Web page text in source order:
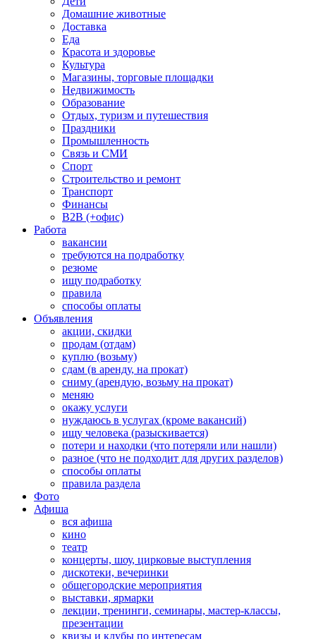
Домашние животные
Доставка
Еда
Красота и здоровье
Культура
Магазины, торговые площадки
Недвижимость
Образование
Отдых, туризм и путешествия
Праздники
Промышленность
Связь и СМИ
Спорт
Строительство и ремонт
Транспорт
Финансы
B2B (+офис)
Работа
вакансии
требуются на подработку
резюме
ищу подработку
правила
способы оплаты
Объявления
акции, скидки
продам (отдам)
куплю (возьму)
сдам (в аренду, на прокат)
сниму (арендую, возьму на прокат)
меняю
окажу услуги
нуждаюсь в услугах (кроме вакансий)
ищу человека (разыскивается)
потери и находки (что потеряли или нашли)
разное (что не подходит для других разделов)
способы оплаты
правила раздела
Фото
Афиша
вся афиша
кино
театр
концерты, шоу, цирковые выступления
дискотеки, вечеринки
общегородские мероприятия
выставки, ярмарки
лекции, тренинги, семинары, мастер-классы,
презентации
квизы и клубы по интересам